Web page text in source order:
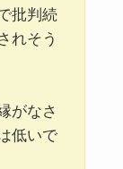
批判続
れそう
がなさ
低いで